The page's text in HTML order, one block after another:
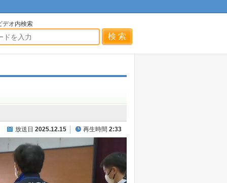
デオ内検索
放送日 2025.12.15 再生時間 2:33